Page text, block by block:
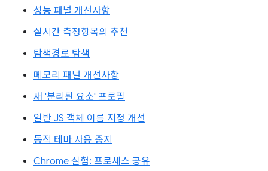
성능 패널 개선사항
실시간 측정항목의 추천
탐색경로 탐색
메모리 패널 개선사항
새 '분리된 요소' 프로필
일반 JS 객체 이름 지정 개선
동적 테마 사용 중지
Chrome 실험: 프로세스 공유